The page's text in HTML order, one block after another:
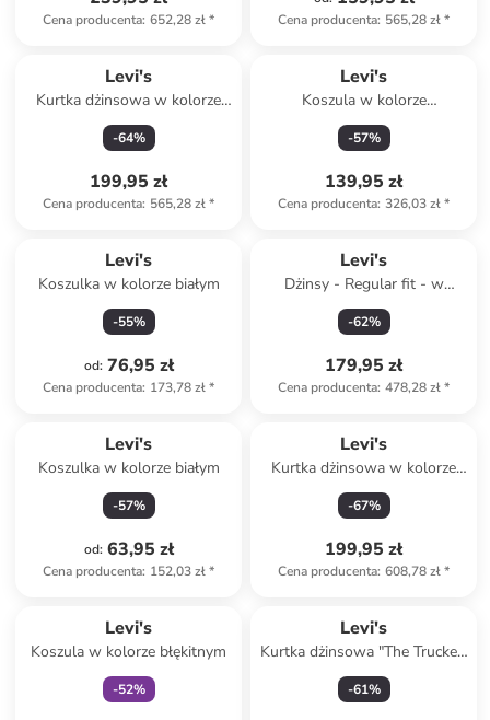
Cena producenta: 652,28 zł* Cena producenta: 565,28 zł*
Levi's
Kurtka dżinsowa w kolorze
granatowym
-64%
199,95 zł
Cena producenta: 565,28 zł*
Levi's
Koszula w kolorze
jasnoróżowym
-57%
139,95 zł
Cena producenta: 326,03 zł*
Levi's
Koszulka w kolorze białym
-55%
od: 76,95 zł
Cena producenta: 173,78 zł*
Levi's
Dżinsy - Regular fit - w
kolorze białym
-62%
179,95 zł
Cena producenta: 478,28 zł*
Levi's
Koszulka w kolorze białym
-57%
od: 63,95 zł
Cena producenta: 152,03 zł*
Levi's
Kurtka dżinsowa w kolorze
niebieskim
-67%
199,95 zł
Cena producenta: 608,78 zł*
Levi's
Koszula w kolorze błękitnym
-52%
Levi's
Kurtka dżinsowa "The Trucker"
w kolorze niebieskim
-61%